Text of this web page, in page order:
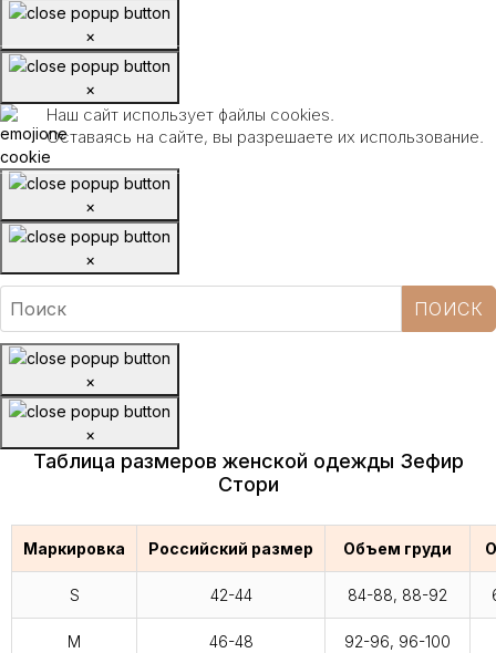
×
×
Наш сайт использует файлы cookies.
Оставаясь на сайте, вы разрешаете их использование.
×
×
×
×
Таблица размеров женской одежды Зефир
Стори
Маркировка Российский размер Объем груди
S 42-44 84-88, 88-92
M 46-48 92-96, 96-100